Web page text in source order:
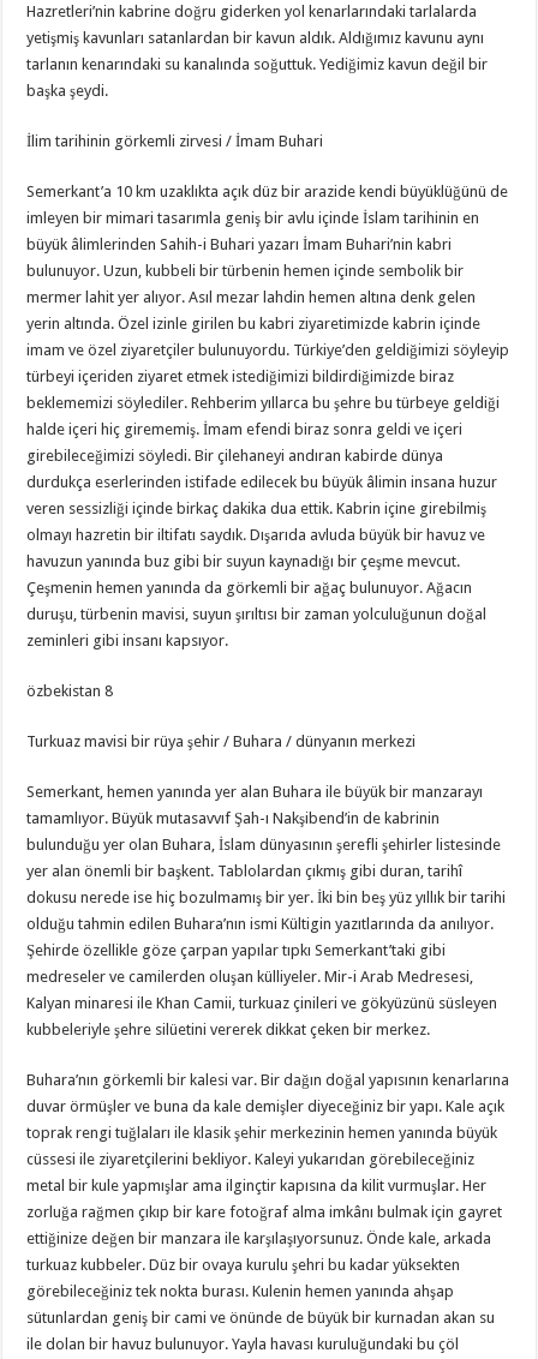
Hazretleri’nin kabrine doğru giderken yol kenarlarındaki tarlalarda
yetişmiş kavunları satanlardan bir kavun aldık. Aldığımız kavunu aynı
tarlanın kenarındaki su kanalında soğuttuk. Yediğimiz kavun değil bir
başka şeydi.
İlim tarihinin görkemli zirvesi / İmam Buhari
Semerkant’a 10 km uzaklıkta açık düz bir arazide kendi büyüklüğünü de
imleyen bir mimari tasarımla geniş bir avlu içinde İslam tarihinin en
büyük âlimlerinden Sahih-i Buhari yazarı İmam Buhari’nin kabri
bulunuyor. Uzun, kubbeli bir türbenin hemen içinde sembolik bir
mermer lahit yer alıyor. Asıl mezar lahdin hemen altına denk gelen
yerin altında. Özel izinle girilen bu kabri ziyaretimizde kabrin içinde
imam ve özel ziyaretçiler bulunuyordu. Türkiye’den geldiğimizi söyleyip
türbeyi içeriden ziyaret etmek istediğimizi bildirdiğimizde biraz
beklememizi söylediler. Rehberim yıllarca bu şehre bu türbeye geldiği
halde içeri hiç girememiş. İmam efendi biraz sonra geldi ve içeri
girebileceğimizi söyledi. Bir çilehaneyi andıran kabirde dünya
durdukça eserlerinden istifade edilecek bu büyük âlimin insana huzur
veren sessizliği içinde birkaç dakika dua ettik. Kabrin içine girebilmiş
olmayı hazretin bir iltifatı saydık. Dışarıda avluda büyük bir havuz ve
havuzun yanında buz gibi bir suyun kaynadığı bir çeşme mevcut.
Çeşmenin hemen yanında da görkemli bir ağaç bulunuyor. Ağacın
duruşu, türbenin mavisi, suyun şırıltısı bir zaman yolculuğunun doğal
zeminleri gibi insanı kapsıyor.
özbekistan 8
Turkuaz mavisi bir rüya şehir / Buhara / dünyanın merkezi
Semerkant, hemen yanında yer alan Buhara ile büyük bir manzarayı
tamamlıyor. Büyük mutasavvıf Şah-ı Nakşibend’in de kabrinin
bulunduğu yer olan Buhara, İslam dünyasının şerefli şehirler listesinde
yer alan önemli bir başkent. Tablolardan çıkmış gibi duran, tarihî
dokusu nerede ise hiç bozulmamış bir yer. İki bin beş yüz yıllık bir tarihi
olduğu tahmin edilen Buhara’nın ismi Kültigin yazıtlarında da anılıyor.
Şehirde özellikle göze çarpan yapılar tıpkı Semerkant’taki gibi
medreseler ve camilerden oluşan külliyeler. Mir-i Arab Medresesi,
Kalyan minaresi ile Khan Camii, turkuaz çinileri ve gökyüzünü süsleyen
kubbeleriyle şehre silüetini vererek dikkat çeken bir merkez.
Buhara’nın görkemli bir kalesi var. Bir dağın doğal yapısının kenarlarına
duvar örmüşler ve buna da kale demişler diyeceğiniz bir yapı. Kale açık
toprak rengi tuğlaları ile klasik şehir merkezinin hemen yanında büyük
cüssesi ile ziyaretçilerini bekliyor. Kaleyi yukarıdan görebileceğiniz
metal bir kule yapmışlar ama ilginçtir kapısına da kilit vurmuşlar. Her
zorluğa rağmen çıkıp bir kare fotoğraf alma imkânı bulmak için gayret
ettiğinize değen bir manzara ile karşılaşıyorsunuz. Önde kale, arkada
turkuaz kubbeler. Düz bir ovaya kurulu şehri bu kadar yüksekten
görebileceğiniz tek nokta burası. Kulenin hemen yanında ahşap
sütunlardan geniş bir cami ve önünde de büyük bir kurnadan akan su
ile dolan bir havuz bulunuyor. Yayla havası kuruluğundaki bu çöl